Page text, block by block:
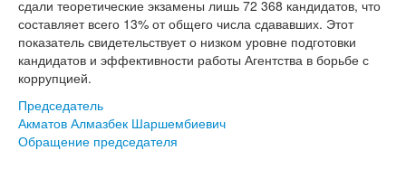
сдали теоретические экзамены лишь 72 368 кандидатов, что
составляет всего 13% от общего числа сдававших. Этот
показатель свидетельствует о низком уровне подготовки
кандидатов и эффективности работы Агентства в борьбе с
коррупцией.
Председатель
Акматов Алмазбек Шаршембиевич
Обращение председателя